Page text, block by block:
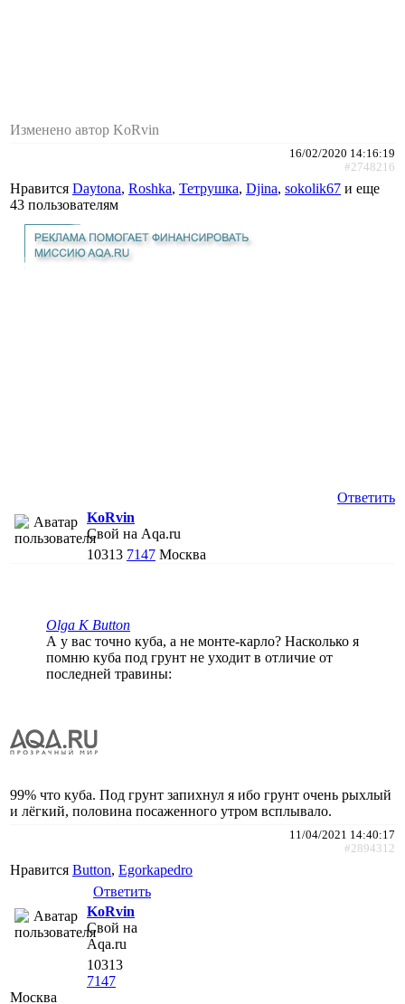
Изменено автор KoRvin
16/02/2020 14:16:19
#2748216
Нравится Daytona, Roshka, Тетрушка, Djina, sokolik67 и еще
43 пользователям
Ответить
KoRvin
Свой на Aqa.ru
10313 7147 Москва
Olga K Button
А у вас точно куба, а не монте-карло? Насколько я
помню куба под грунт не уходит в отличие от
последней травины:
99% что куба. Под грунт запихнул я ибо грунт очень рыхлый
и лёгкий, половина посаженного утром всплывало.
11/04/2021 14:40:17
#2894312
Нравится Button, Egorkapedro
Ответить
KoRvin
Свой на
Aqa.ru
10313
7147
Москва